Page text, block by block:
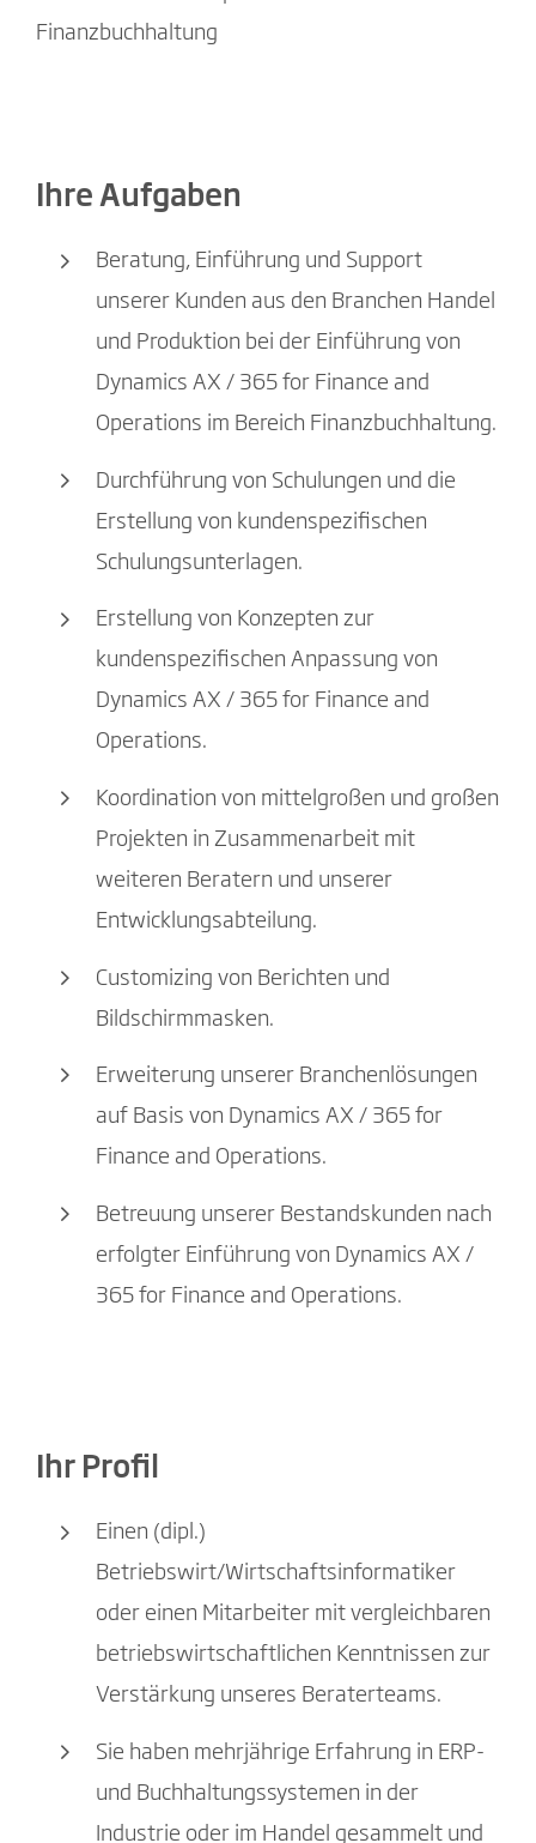
Finanzbuchhaltung
Ihre Aufgaben
Beratung, Einführung und Support
unserer Kunden aus den Branchen Handel
und Produktion bei der Einführung von
Dynamics AX / 365 for Finance and
Operations im Bereich Finanzbuchhaltung.
Durchführung von Schulungen und die
Erstellung von kundenspezifischen
Schulungsunterlagen.
Erstellung von Konzepten zur
kundenspezifischen Anpassung von
Dynamics AX / 365 for Finance and
Operations.
Koordination von mittelgroßen und großen
Projekten in Zusammenarbeit mit
weiteren Beratern und unserer
Entwicklungsabteilung.
Customizing von Berichten und
Bildschirmmasken.
Erweiterung unserer Branchenlösungen
auf Basis von Dynamics AX / 365 for
Finance and Operations.
Betreuung unserer Bestandskunden nach
erfolgter Einführung von Dynamics AX /
365 for Finance and Operations.
Ihr Profil
Einen (dipl.)
Betriebswirt/Wirtschaftsinformatiker
oder einen Mitarbeiter mit vergleichbaren
betriebswirtschaftlichen Kenntnissen zur
Verstärkung unseres Beraterteams.
Sie haben mehrjährige Erfahrung in ERP-
und Buchhaltungssystemen in der
Industrie oder im Handel gesammelt und